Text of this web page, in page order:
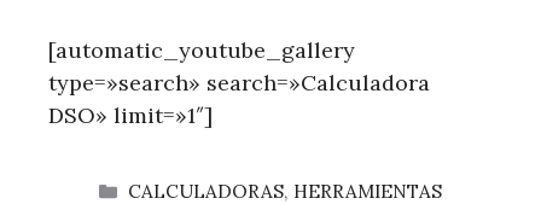
[automatic_youtube_gallery
type=»search» search=»Calculadora
DSO» limit=»1″]
CATEGORÍAS
CALCULADORAS, HERRAMIENTAS